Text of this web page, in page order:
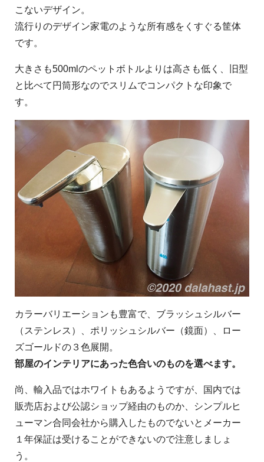
こないデザイン。
流行りのデザイン家電のような所有感をくすぐる筐体
です。
大きさも500mlのペットボトルよりは高さも低く、旧型
と比べて円筒形なのでスリムでコンパクトな印象で
す。
カラーバリエーションも豊富で、ブラッシュシルバー
（ステンレス）、ポリッシュシルバー（鏡面）、ロー
ズゴールドの３色展開。
部屋のインテリアにあった色合いのものを選べます。
尚、輸入品ではホワイトもあるようですが、国内では
販売店および公認ショップ経由のものか、シンプルヒ
ューマン合同会社から購入したものでないとメーカー
１年保証は受けることができないので注意しましょ
う。